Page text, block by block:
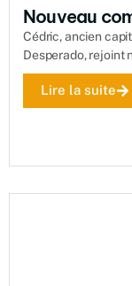
Nouveau
Cédric, ancien
Desperado, rejoint
Lire la suite